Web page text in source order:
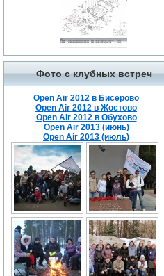
Фото с клубных встреч
Open Air 2012 в Бисерово
Open Air 2012 в Жостово
Open Air 2012 в Обухово
Open Air 2013 (июнь)
Open Air 2013 (июль)